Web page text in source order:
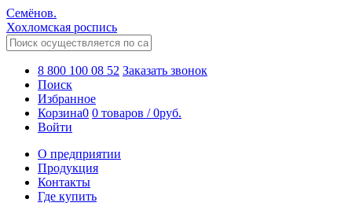
Семёнов.
Хохломская роспись
8 800 100 08 52 Заказать звонок
Поиск
Избранное
Корзина0 0 товаров /0руб.
Войти
О предприятии
Продукция
Контакты
Где купить